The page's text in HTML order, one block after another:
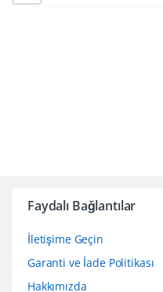
Faydalı Bağlantılar
İletişime Geçin
Garanti ve İade Politikası
Hakkımızda